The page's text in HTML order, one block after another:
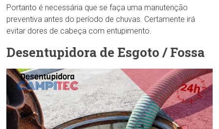
Portanto é necessária que se faça uma manutenção
preventiva antes do período de chuvas. Certamente irá
evitar dores de cabeça com entupimento.
Desentupidora de Esgoto / Fossa